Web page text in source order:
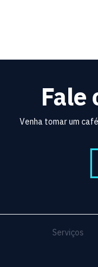
Fale
Venha tomar um
Serviços